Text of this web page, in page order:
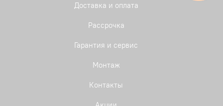
Доставка и оплата
Рассрочка
Гарантия и сервис
Монтаж
Контакты